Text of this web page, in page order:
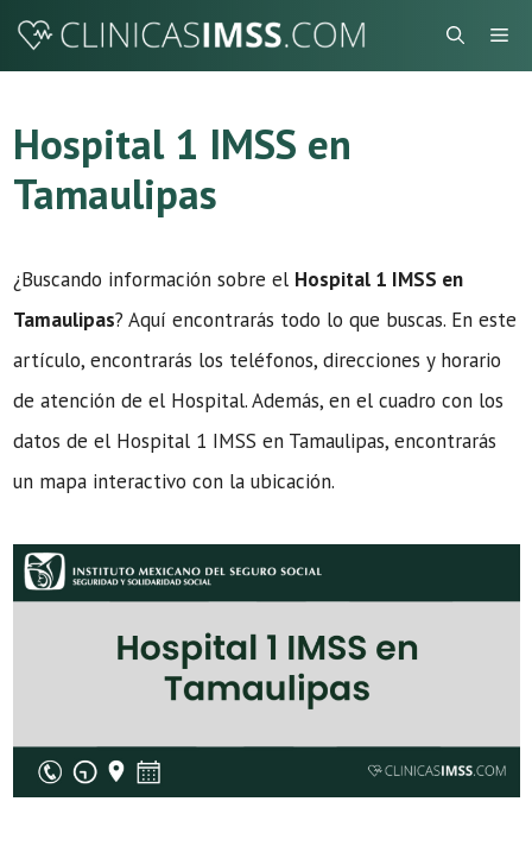
Saltar
Hospital 1 IMSS en
Tamaulipas
¿Buscando información sobre el Hospital 1 IMSS en
Tamaulipas? Aquí encontrarás todo lo que buscas. En este
artículo, encontrarás los teléfonos, direcciones y horario
de atención de el Hospital. Además, en el cuadro con los
datos de el Hospital 1 IMSS en Tamaulipas, encontrarás
un mapa interactivo con la ubicación.